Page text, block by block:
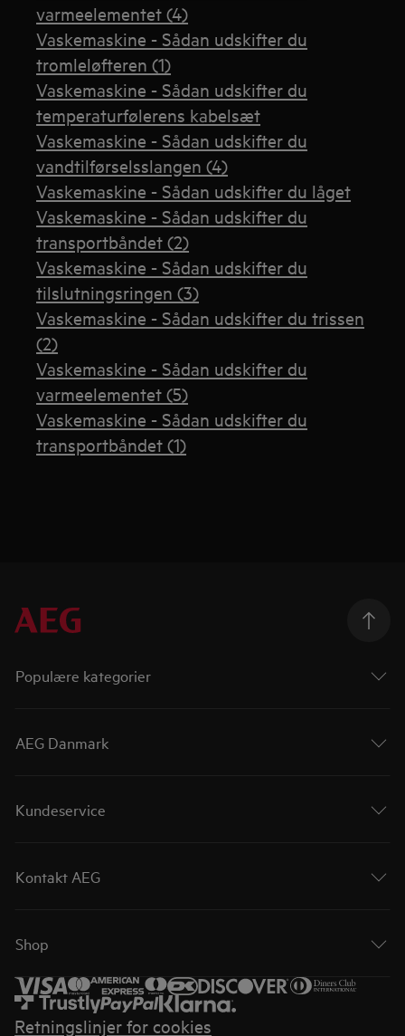
varmeelementet (4)
Vaskemaskine - Sådan udskifter du
tromleløfteren (1)
Vaskemaskine - Sådan udskifter du
temperaturfølerens kabelsæt
Vaskemaskine - Sådan udskifter du
vandtilførselsslangen (4)
Vaskemaskine - Sådan udskifter du låget
Vaskemaskine - Sådan udskifter du
transportbåndet (2)
Vaskemaskine - Sådan udskifter du
tilslutningsringen (3)
Vaskemaskine - Sådan udskifter du trissen
(2)
Vaskemaskine - Sådan udskifter du
varmeelementet (5)
Vaskemaskine - Sådan udskifter du
transportbåndet (1)
Populære kategorier
AEG Danmark
Kundeservice
Kontakt AEG
Shop
Retningslinjer for cookies